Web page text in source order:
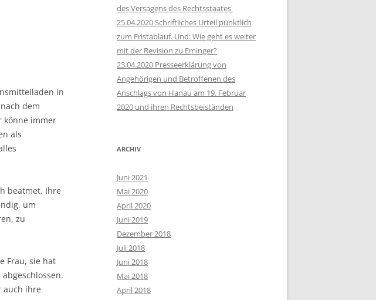
in
dem
könne immer
als
beatmet. Ihre
um
zu
Frau, sie hat
auch ihre
des Versagens des Rechtsstaates
25.04.2020 Schriftliches Urteil pünktlich
zum Fristablauf. Und: Wie geht es weiter
mit der Revision zu Eminger?
23.04.2020 Presseerklärung von
Angehörigen und Betroffenen des
Anschlags von Hanau am 19. Februar
2020 und ihren Rechtsbeiständen
ARCHIV
Juni 2021
Mai 2020
April 2020
Juni 2019
Dezember 2018
Juli 2018
Juni 2018
Mai 2018
April 2018